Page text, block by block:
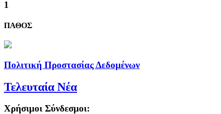
1
ΠΑΘΟΣ
Πολιτική Προστασίας Δεδομένων
Τελευταία Νέα
Χρήσιμοι Σύνδεσμοι: